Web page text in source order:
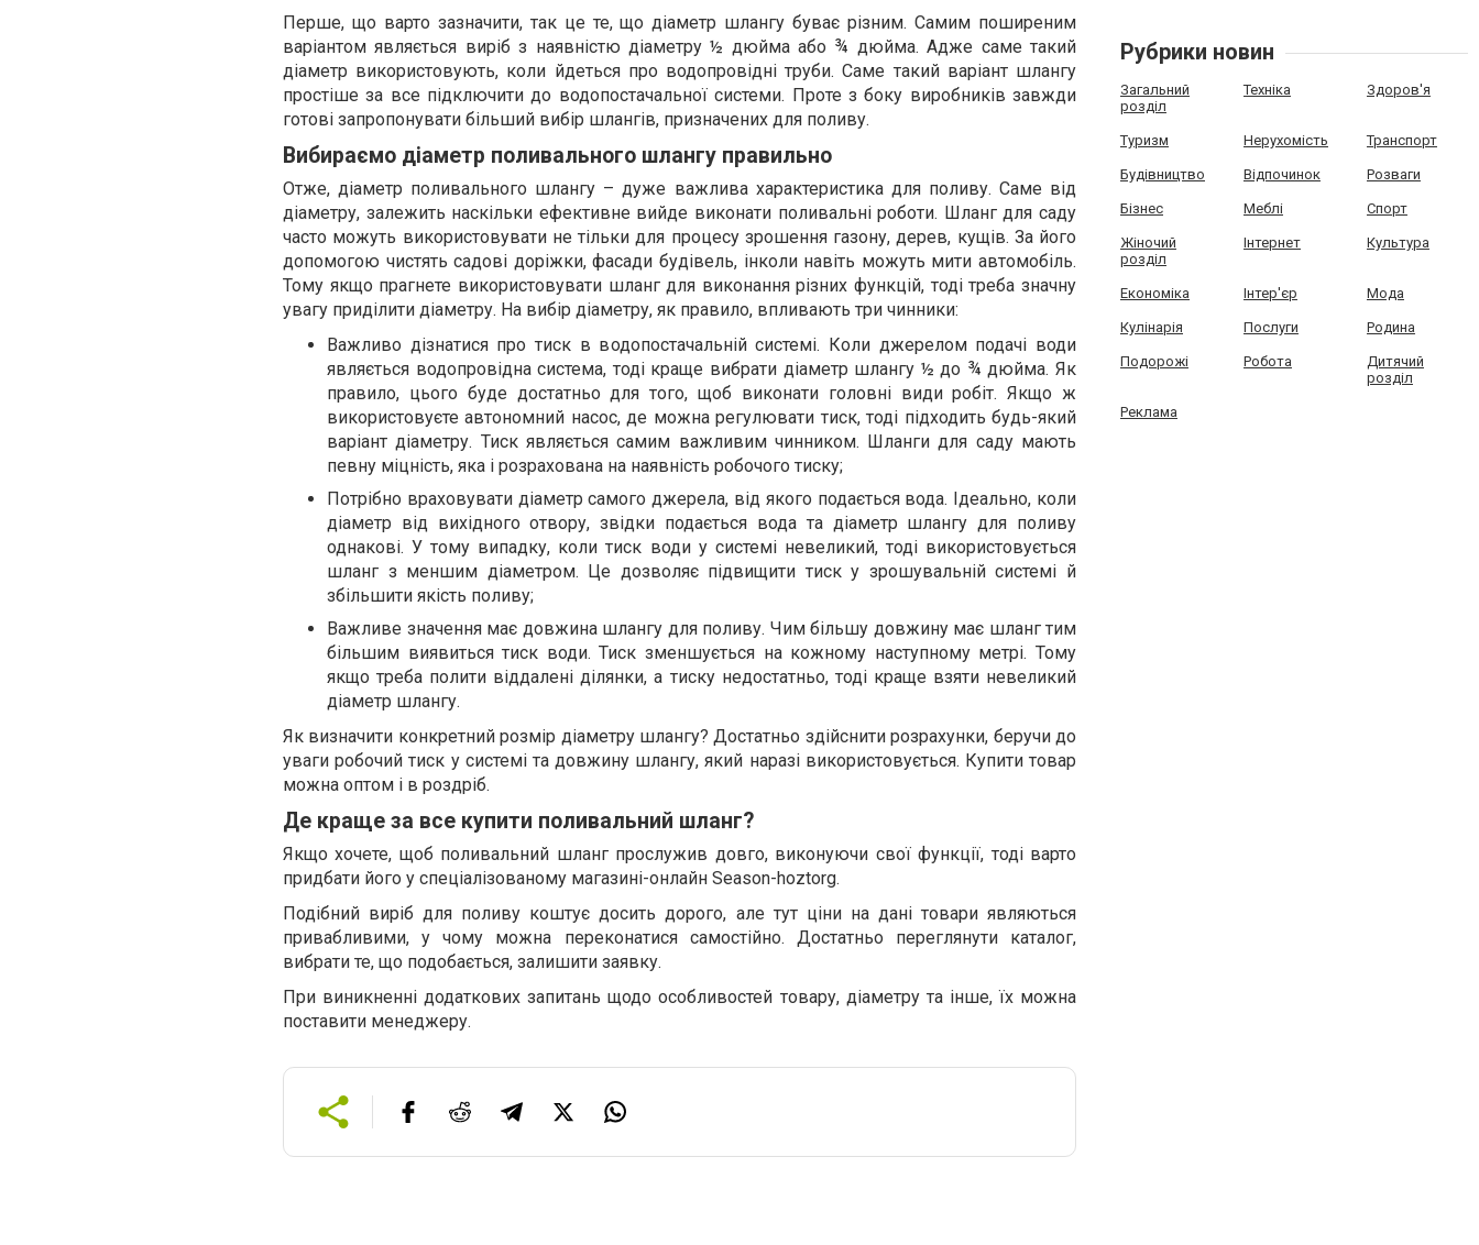
Перше, що варто зазначити, так це те, що діаметр шлангу буває різним. Самим поширеним
варіантом являється виріб з наявністю діаметру ½ дюйма або ¾ дюйма. Адже саме такий
діаметр використовують, коли йдеться про водопровідні труби. Саме такий варіант шлангу
простіше за все підключити до водопостачальної системи. Проте з боку виробників завжди
готові запропонувати більший вибір шлангів, призначених для поливу.
Вибираємо діаметр поливального шлангу правильно
Отже, діаметр поливального шлангу – дуже важлива характеристика для поливу. Саме від
діаметру, залежить наскільки ефективне вийде виконати поливальні роботи. Шланг для саду
часто можуть використовувати не тільки для процесу зрошення газону, дерев, кущів. За його
допомогою чистять садові доріжки, фасади будівель, інколи навіть можуть мити автомобіль.
Тому якщо прагнете використовувати шланг для виконання різних функцій, тоді треба значну
увагу приділити діаметру. На вибір діаметру, як правило, впливають три чинники:
Важливо дізнатися про тиск в водопостачальній системі. Коли джерелом подачі води
являється водопровідна система, тоді краще вибрати діаметр шлангу ½ до ¾ дюйма. Як
правило, цього буде достатньо для того, щоб виконати головні види робіт. Якщо ж
використовуєте автономний насос, де можна регулювати тиск, тоді підходить будь-який
варіант діаметру. Тиск являється самим важливим чинником. Шланги для саду мають
певну міцність, яка і розрахована на наявність робочого тиску;
Потрібно враховувати діаметр самого джерела, від якого подається вода. Ідеально, коли
діаметр від вихідного отвору, звідки подається вода та діаметр шлангу для поливу
однакові. У тому випадку, коли тиск води у системі невеликий, тоді використовується
шланг з меншим діаметром. Це дозволяє підвищити тиск у зрошувальній системі й
збільшити якість поливу;
Важливе значення має довжина шлангу для поливу. Чим більшу довжину має шланг тим
більшим виявиться тиск води. Тиск зменшується на кожному наступному метрі. Тому
якщо треба полити віддалені ділянки, а тиску недостатньо, тоді краще взяти невеликий
діаметр шлангу.
Як визначити конкретний розмір діаметру шлангу? Достатньо здійснити розрахунки, беручи до
уваги робочий тиск у системі та довжину шлангу, який наразі використовується. Купити товар
можна оптом і в роздріб.
Де краще за все купити поливальний шланг?
Якщо хочете, щоб поливальний шланг прослужив довго, виконуючи свої функції, тоді варто
придбати його у спеціалізованому магазині-онлайн Season-hoztorg.
Подібний виріб для поливу коштує досить дорого, але тут ціни на дані товари являються
привабливими, у чому можна переконатися самостійно. Достатньо переглянути каталог,
вибрати те, що подобається, залишити заявку.
При виникненні додаткових запитань щодо особливостей товару, діаметру та інше, їх можна
поставити менеджеру.
Рубрики новин
Загальний
розділ
Техніка Здоров'я
Туризм Нерухомість Транспорт
Будівництво Відпочинок Розваги
Бізнес Меблі Спорт
Жіночий
розділ
Інтернет Культура
Економіка Інтер'єр Мода
Кулінарія Послуги Родина
Подорожі Робота
Дитячий
розділ
Реклама